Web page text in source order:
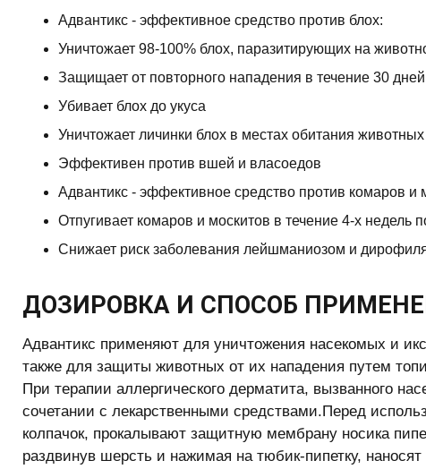
Адвантикс - эффективное средство против блох:
Уничтожает 98-100% блох, паразитирующих на
Защищает от повторного нападения в течение 30 дней
Убивает блох до укуса
Уничтожает личинки блох в местах обитания животных
Эффективен против вшей и власоедов
Адвантикс - эффективное средство против комаров и
Отпугивает комаров и москитов в течение 4-х недель
Снижает риск заболевания лейшманиозом и
ДОЗИРОВКА И СПОСОБ
Адвантикс применяют для уничтожения насекомых и
также для защиты животных от их нападения путем
При терапии аллергического дерматита, вызванного
сочетании с лекарственными средствами.Перед
колпачок, прокалывают защитную мембрану носика
раздвинув шерсть и нажимая на тюбик-пипетку,